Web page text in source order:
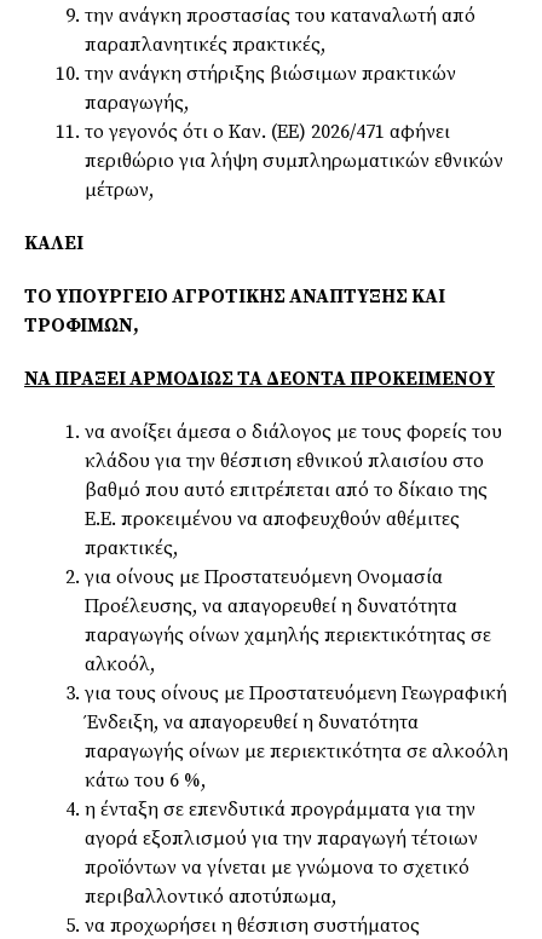
την ανάγκη προστασίας του καταναλωτή από
παραπλανητικές πρακτικές,
την ανάγκη στήριξης βιώσιμων πρακτικών
παραγωγής,
το γεγονός ότι ο Καν. (ΕΕ) 2026/471 αφήνει
περιθώριο για λήψη συμπληρωματικών εθνικών
μέτρων,
ΚΑΛΕΙ
ΤΟ ΥΠΟΥΡΓΕΙΟ ΑΓΡΟΤΙΚΗΣ ΑΝΑΠΤΥΞΗΣ ΚΑΙ
ΤΡΟΦΙΜΩΝ,
ΝΑ ΠΡΑΞΕΙ ΑΡΜΟΔΙΩΣ ΤΑ ΔΕΟΝΤΑ ΠΡΟΚΕΙΜΕΝΟΥ
να ανοίξει άμεσα ο διάλογος με τους φορείς του
κλάδου για την θέσπιση εθνικού πλαισίου στο
βαθμό που αυτό επιτρέπεται από το δίκαιο της
Ε.Ε. προκειμένου να αποφευχθούν αθέμιτες
πρακτικές,
για οίνους με Προστατευόμενη Ονομασία
Προέλευσης, να απαγορευθεί η δυνατότητα
παραγωγής οίνων χαμηλής περιεκτικότητας σε
αλκοόλ,
για τους οίνους με Προστατευόμενη Γεωγραφική
Ένδειξη, να απαγορευθεί η δυνατότητα
παραγωγής οίνων με περιεκτικότητα σε αλκοόλη
κάτω του 6 %,
η ένταξη σε επενδυτικά προγράμματα για την
αγορά εξοπλισμού για την παραγωγή τέτοιων
προϊόντων να γίνεται με γνώμονα το σχετικό
περιβαλλοντικό αποτύπωμα,
να προχωρήσει η θέσπιση συστήματος